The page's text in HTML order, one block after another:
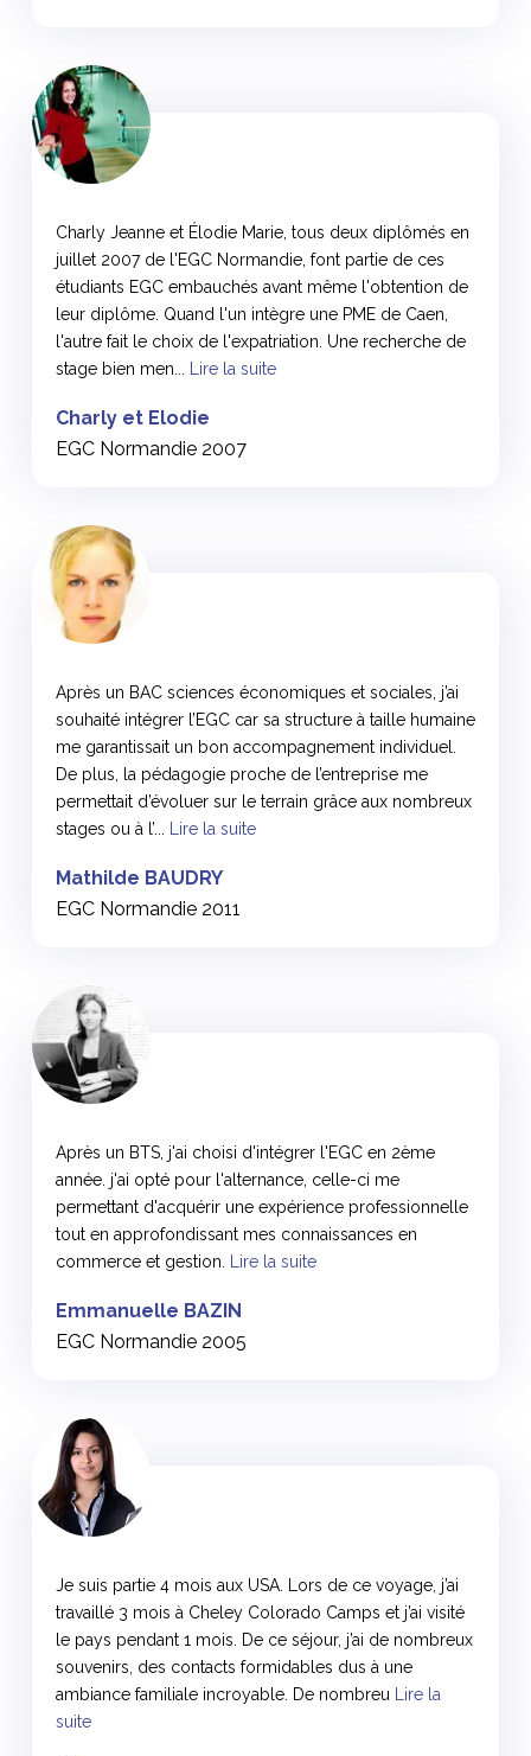
Charly Jeanne et Élodie Marie, tous deux diplômés en
juillet 2007 de l'EGC Normandie, font partie de ces
étudiants EGC embauchés avant même l'obtention de
leur diplôme. Quand l'un intègre une PME de Caen,
l'autre fait le choix de l'expatriation. Une recherche de
stage bien men...
Lire la suite
Charly et Elodie
EGC Normandie 2007
Après un BAC sciences économiques et sociales, j’ai
souhaité intégrer l’EGC car sa structure à taille humaine
me garantissait un bon accompagnement individuel.
De plus, la pédagogie proche de l’entreprise me
permettait d’évoluer sur le terrain grâce aux nombreux
stages ou à l’...
Lire la suite
Mathilde BAUDRY
EGC Normandie 2011
Après un BTS, j'ai choisi d'intégrer l'EGC en 2ème
année. j'ai opté pour l'alternance, celle-ci me
permettant d'acquérir une expérience professionnelle
tout en approfondissant mes connaissances en
commerce et gestion.
Lire la suite
Emmanuelle BAZIN
EGC Normandie 2005
Je suis partie 4 mois aux USA. Lors de ce voyage, j’ai
travaillé 3 mois à Cheley Colorado Camps et j’ai visité
le pays pendant 1 mois. De ce séjour, j’ai de nombreux
souvenirs, des contacts formidables dus à une
ambiance familiale incroyable. De nombreu
Lire la
suite